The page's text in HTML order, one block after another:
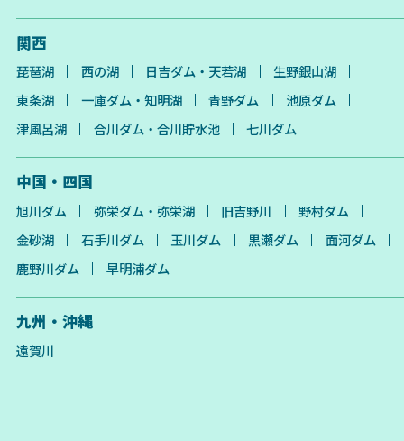
関西
琵琶湖 西の湖 日吉ダム・天若湖
生野銀山湖
東条湖
一庫ダム・知明湖 青野ダム
池原ダム
津風呂湖
合川ダム・合川貯水池 七川ダム
中国・四国
旭川ダム 弥栄ダム・弥栄湖 旧吉野川
野村ダム
金砂湖
石手川ダム 玉川ダム 黒瀬ダム
面河ダム
鹿野川ダム
早明浦ダム
九州・沖縄
遠賀川